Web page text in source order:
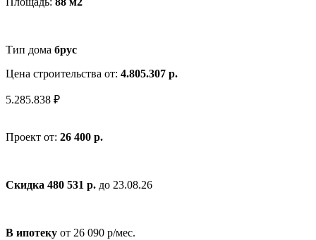
Тип дома брус
Цена строительства от: 4.805.307 р.
5.285.838 ₽
Проект от: 26 400 р.
Скидка 480 531 р. до 23.08.26
В ипотеку от 26 090 р/мес.